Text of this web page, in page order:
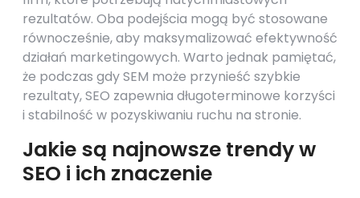
rezultatów. Oba podejścia mogą być stosowane
równocześnie, aby maksymalizować efektywność
działań marketingowych. Warto jednak pamiętać,
że podczas gdy SEM może przynieść szybkie
rezultaty, SEO zapewnia długoterminowe korzyści
i stabilność w pozyskiwaniu ruchu na stronie.
Jakie są najnowsze trendy w
SEO i ich znaczenie